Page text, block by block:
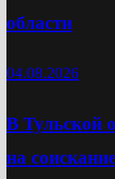
области
04.08.2026
В Тульской
на